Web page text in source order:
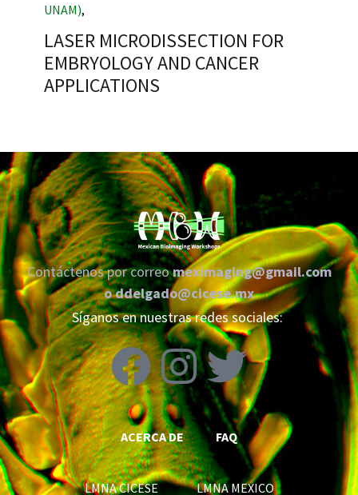
UNAM),
LASER MICRODISSECTION FOR
EMBRYOLOGY AND CANCER
APPLICATIONS
Contáctenos por correomeximaging@gmail.com
oddelgado@cicese.mx
Síganos en nuestras redes sociales:
ACERCA DE FAQ
LMNA CICESE LMNA MEXICO